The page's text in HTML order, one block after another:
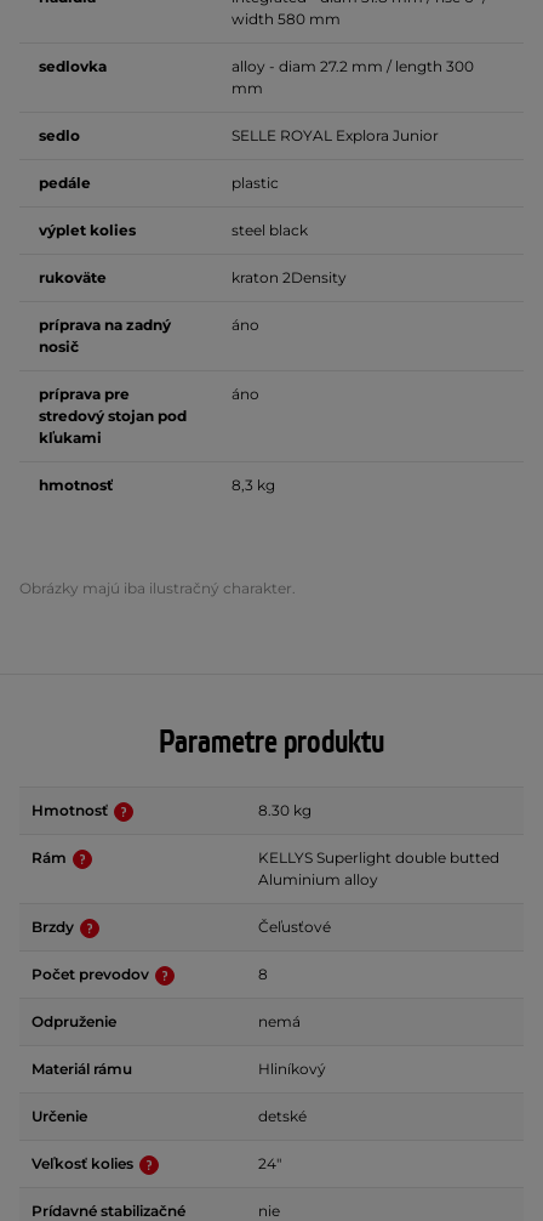
width 580 mm
sedlovka alloy - diam 27.2 mm / length 300
mm
sedlo SELLE ROYAL Explora Junior
pedále plastic
výplet kolies steel black
rukoväte kraton 2Density
príprava na zadný
nosič
áno
príprava pre
stredový stojan pod
kľukami
áno
hmotnosť 8,3 kg
Obrázky majú iba ilustračný charakter.
Parametre produktu
Hmotnosť 8.30 kg
Rám
KELLYS Superlight double butted
Aluminium alloy
Brzdy Čeľusťové
Počet prevodov 8
Odpruženie nemá
Materiál rámu Hliníkový
Určenie detské
Veľkosť kolies 24"
Prídavné stabilizačné
nie